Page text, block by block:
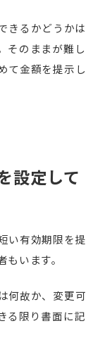
きるかどうかは
そのままが難し
て金額を提示し
設定して
い有効期限を提
います。
何故か、変更可
る限り書面に記